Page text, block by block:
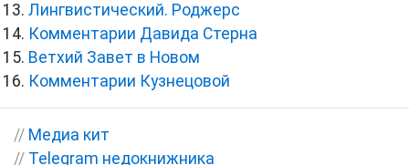
Лингвистический. Роджерс
Комментарии Давида Стерна
Ветхий Завет в Новом
Комментарии Кузнецовой
// Медиа кит
// Telegram недокнижника